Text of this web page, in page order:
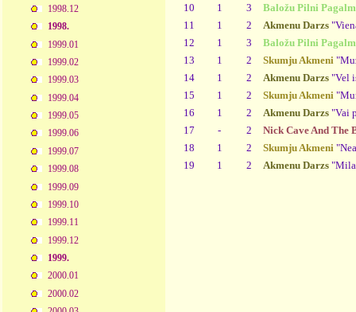
1998.12
1998.
1999.01
1999.02
1999.03
1999.04
1999.05
1999.06
1999.07
1999.08
1999.09
1999.10
1999.11
1999.12
1999.
2000.01
2000.02
10
1 3
Baložu Pilni
11
1 2 Akmenu Darzs
12
1 3
Baložu Pilni
13
1 2 Skumju Akmeni
14
1 2 Akmenu Darzs"Vel
15
1 2 Skumju Akmeni
16
1 2 Akmenu Darzs"Vai
17
- 2
Nick Cave And The
18
1 2 Skumju Akmeni
19
1 2 Akmenu Darzs